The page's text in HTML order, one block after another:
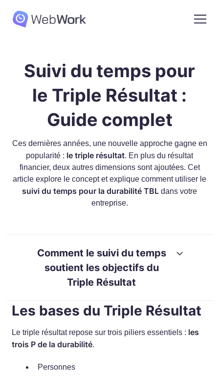
Suivi du temps pour
le Triple Résultat :
Guide complet
Ces dernières années, une nouvelle approche gagne en
popularité : le triple résultat. En plus du résultat
financier, deux autres dimensions sont ajoutées. Cet
article explore le concept et explique comment utiliser le
suivi du temps pour la durabilité TBL dans votre
entreprise.
Comment le suivi du temps
soutient les objectifs du
Triple Résultat
Les bases du Triple Résultat
Le triple résultat repose sur trois piliers essentiels : les
trois P de la durabilité.
Personnes